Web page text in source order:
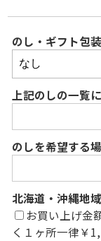
のし・ギフト包装
上記のしの一覧
のしを希望する
北海道・沖縄地
お買い上げ金
く１ヶ所一律￥